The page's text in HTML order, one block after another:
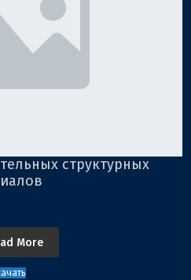
структурных
More